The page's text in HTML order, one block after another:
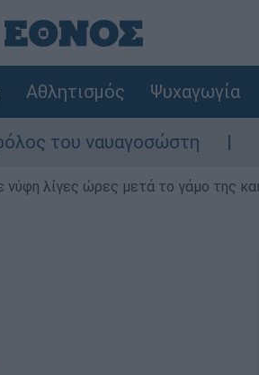
Αθλητισμός Ψυχαγωγία
Συναγερμός
λίγες ώρες μετά το γάμο της